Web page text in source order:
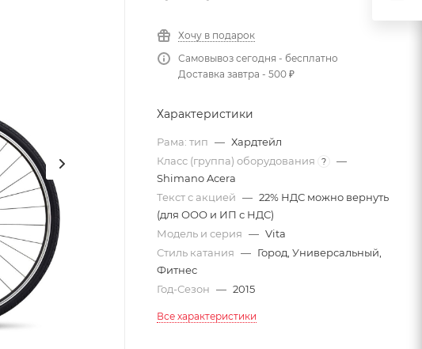
Хочу в подарок
Самовывоз сегодня - бесплатно
Доставка завтра - 500 ₽
Характеристики
Рама: тип — Хардтейл
Класс (группа) оборудования
?
—
Shimano Acera
Текст с акцией — 22% НДС можно вернуть
(для ООО и ИП с НДС)
Модель и серия — Vita
Стиль катания — Город, Универсальный,
Фитнес
Год-Сезон — 2015
Все характеристики